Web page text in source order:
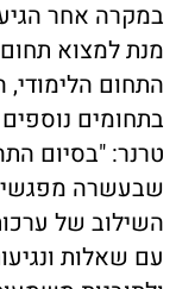
מנת למצוא
התחום
בתחומים
טרנר: "בסיום
שבעשרה
השילוב של
עם שאלות